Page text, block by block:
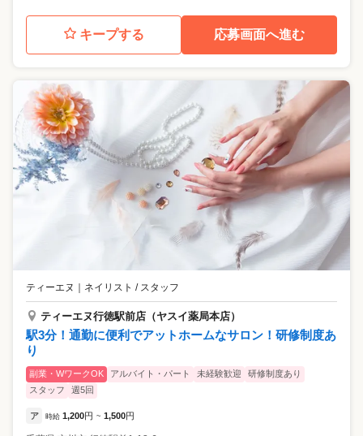
キープする 応募画面へ進む
ティーエヌ ネイリスト / スタッフ
ティーエヌ行徳駅前店（ヤスイ薬局本店）
駅3分！通勤に便利でアットホームなサロン！研修制度あ
り
副業・WワークOK アルバイト・パート 未経験歓迎
研修制度あり
スタッフ
週5回
ア 時給 1,200円 ~ 1,500円